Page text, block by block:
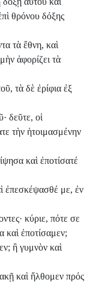
θρόνου δόξης
τὰ ἔθνη, καὶ
ἀφορίζει τὰ
τὰ δὲ ἐρίφια ἐξ
δεῦτε, οἱ
τὴν ἡτοιμασμένην
καὶ ἐποτίσατέ
ἐπεσκέψασθέ με, ἐν
κύριε, πότε σε
καὶ ἐποτίσαμεν;
ἢ γυμνὸν καὶ
καὶ ἤλθομεν πρός